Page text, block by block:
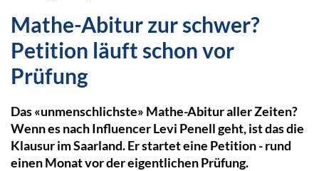
Mathe-Abitur zur schwer?
Petition läuft schon vor
Prüfung
Das «unmenschlichste» Mathe-Abitur aller Zeiten?
Wenn es nach Influencer Levi Penell geht, ist das die
Klausur im Saarland. Er startet eine Petition - rund
einen Monat vor der eigentlichen Prüfung.